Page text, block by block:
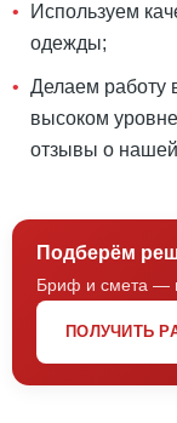
Используем
одежды;
Делаем работу
высоком
отзывы о
Подберём
Бриф и смета —
ПОЛУЧИТЬ